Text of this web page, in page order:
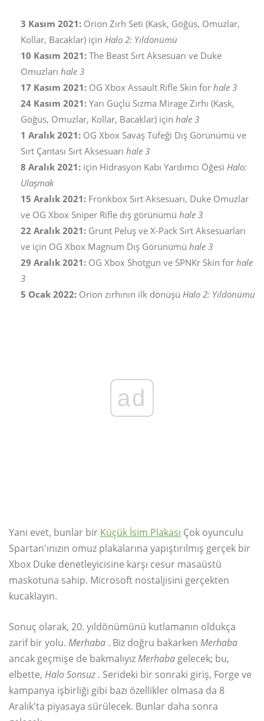
3 Kasım 2021: Orion Zırh Seti (Kask, Göğüs, Omuzlar,
Kollar, Bacaklar) için Halo 2: Yıldönümü
10 Kasım 2021: The Beast Sırt Aksesuarı ve Duke
Omuzları hale 3
17 Kasım 2021: OG Xbox Assault Rifle Skin for hale 3
24 Kasım 2021: Yarı Güçlü Sızma Mirage Zırhı (Kask,
Göğüs, Omuzlar, Kollar, Bacaklar) için hale 3
1 Aralık 2021: OG Xbox Savaş Tüfeği Dış Görünümü ve
Sırt Çantası Sırt Aksesuarı hale 3
8 Aralık 2021: için Hidrasyon Kabı Yardımcı Öğesi Halo:
Ulaşmak
15 Aralık 2021: Fronkbox Sırt Aksesuarı, Duke Omuzlar
ve OG Xbox Sniper Rifle dış görünümü hale 3
22 Aralık 2021: Grunt Peluş ve X-Pack Sırt Aksesuarları
ve için OG Xbox Magnum Dış Görünümü hale 3
29 Aralık 2021: OG Xbox Shotgun ve SPNKr Skin for hale
3
5 Ocak 2022: Orion zırhının ilk dönüşü Halo 2: Yıldönümü
ad
Yani evet, bunlar bir Küçük İsim Plakası Çok oyunculu
Spartan'ınızın omuz plakalarına yapıştırılmış gerçek bir
Xbox Duke denetleyicisine karşı cesur masaüstü
maskotuna sahip. Microsoft nostaljisini gerçekten
kucaklayın.
Sonuç olarak, 20. yıldönümünü kutlamanın oldukça
zarif bir yolu. Merhaba . Biz doğru bakarken Merhaba
ancak geçmişe de bakmalıyızMerhaba gelecek; bu,
elbette, Halo Sonsuz . Serideki bir sonraki giriş, Forge ve
kampanya işbirliği gibi bazı özellikler olmasa da 8
Aralık'ta piyasaya sürülecek. Bunlar daha sonra